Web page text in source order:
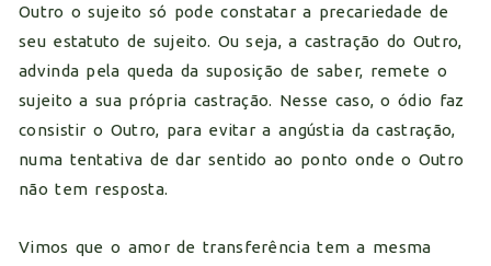
Outro o sujeito só pode constatar a precariedade de
seu estatuto de sujeito. Ou seja, a castração do Outro,
advinda pela queda da suposição de saber, remete o
sujeito a sua própria castração. Nesse caso, o ódio faz
consistir o Outro, para evitar a angústia da castração,
numa tentativa de dar sentido ao ponto onde o Outro
não tem resposta.
Vimos que o amor de transferência tem a mesma